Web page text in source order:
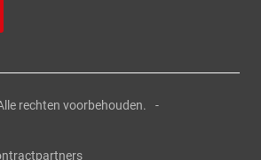
rechten voorbehouden.